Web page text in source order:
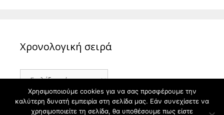
Χρονολογική σειρά
Χρονολογική
σειρά
Χρησιμοποιούμε cookies για να σας προσφέρουμε την
καλύτερη δυνατή εμπειρία στη σελίδα μας. Εάν συνεχίσετε να
χρησιμοποιείτε τη σελίδα, θα υποθέσουμε πως είστε